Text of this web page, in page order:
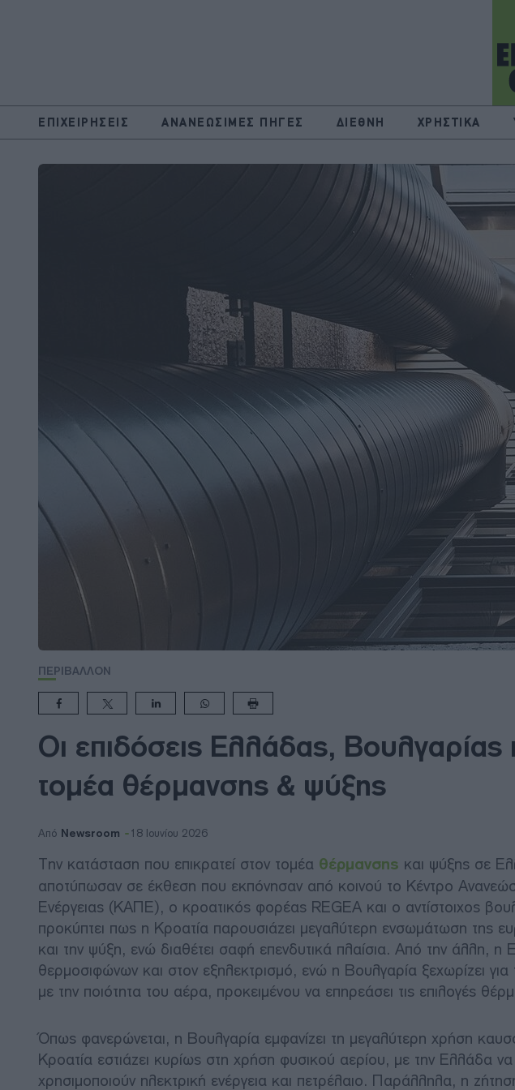
ΕΠΙΧΕΙΡΗΣΕΙΣ ΑΝΑΝΕΩΣΙΜΕΣ ΠΗΓΕΣ ΔΙΕΘΝΗ ΧΡΗΣΤΙΚΑ
ΠΕΡΙΒΑΛΛΟΝ
Οι επιδόσεις Ελλάδας, Βουλγαρίας
τομέα θέρμανσης & ψύξης
Από Newsroom 18 Ιουνίου 2026
Την κατάσταση που επικρατεί στον τομέα θέρμανσης και ψύξης σε
αποτύπωσαν σε έκθεση που εκπόνησαν από κοινού το Κέντρο
Ενέργειας (ΚΑΠΕ), ο κροατικός φορέας REGEA και ο αντίστοιχος
προκύπτει πως η Κροατία παρουσιάζει μεγαλύτερη ενσωμάτωση της
και την ψύξη, ενώ διαθέτει σαφή επενδυτικά πλαίσια. Από την άλλη,
θερμοσιφώνων και στον εξηλεκτρισμό, ενώ η Βουλγαρία ξεχωρίζει για
με την ποιότητα του αέρα, προκειμένου να επηρεάσει τις επιλογές
Όπως φανερώνεται, η Βουλγαρία εμφανίζει τη μεγαλύτερη χρήση
Κροατία εστιάζει κυρίως στη χρήση φυσικού αερίου, με την Ελλάδα
χρησιμοποιούν ηλεκτρική ενέργεια και πετρέλαιο. Παράλληλα, η